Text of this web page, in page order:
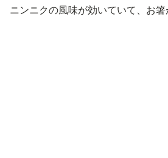
ニンニクの風味が効いていて、お箸